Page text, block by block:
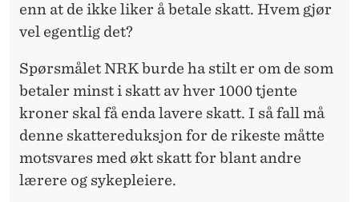
enn at de ikke liker å betale skatt. Hvem gjør
vel egentlig det?
Spørsmålet NRK burde ha stilt er om de som
betaler minst i skatt av hver 1000 tjente
kroner skal få enda lavere skatt. I så fall må
denne skattereduksjon for de rikeste måtte
motsvares med økt skatt for blant andre
lærere og sykepleiere.